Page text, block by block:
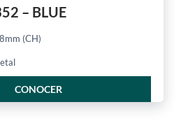
– BLUE
(CH)
CONOCER